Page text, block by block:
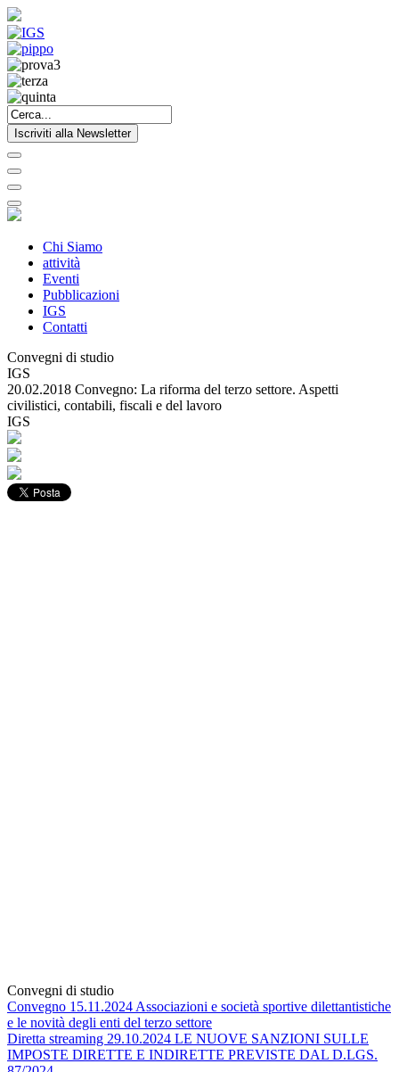
Iscriviti alla Newsletter
Chi Siamo
attività
Eventi
Pubblicazioni
IGS
Contatti
Convegni di studio
IGS
20.02.2018 Convegno: La riforma del terzo settore. Aspetti
civilistici, contabili, fiscali e del lavoro
IGS
Convegni di studio
Convegno 15.11.2024 Associazioni e società sportive dilettantistiche
e le novità degli enti del terzo settore
Diretta streaming 29.10.2024 LE NUOVE SANZIONI SULLE
IMPOSTE DIRETTE E INDIRETTE PREVISTE DAL D.LGS.